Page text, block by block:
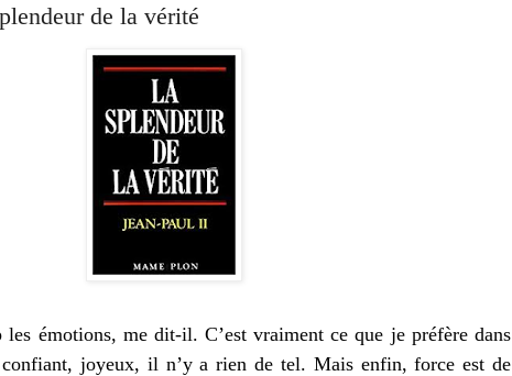
de la vérité
les émotions, me dit-il. C’est vraiment ce que je préfère dans
joyeux, il n’y a rien de tel. Mais enfin, force est de